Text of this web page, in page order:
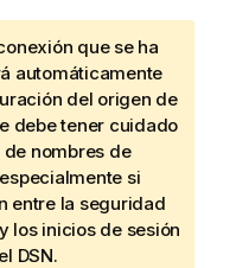
que se ha
automáticamente
del origen de
debe tener cuidado
nombres de
si
entre la seguridad
los inicios de sesión
DSN.